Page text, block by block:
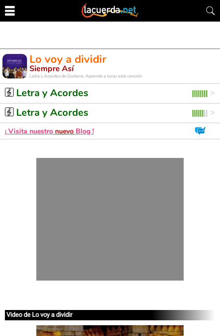
Lo voy a dividir
Siempre Así
Letra y Acordes de Guitarra. Aprende a tocar esta canción
Letra y Acordes
Letra y Acordes
¡ Visita nuestro nuevo Blog !
Video de Lo voy a dividir